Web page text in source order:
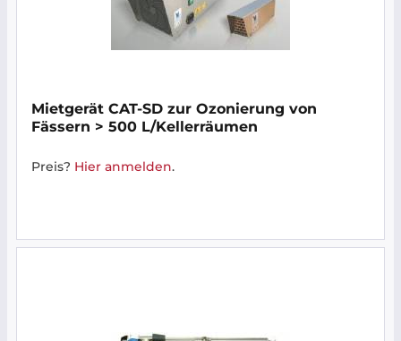
Mietgerät CAT-SD zur Ozonierung von
Fässern > 500 L/Kellerräumen
Preis? Hier anmelden.